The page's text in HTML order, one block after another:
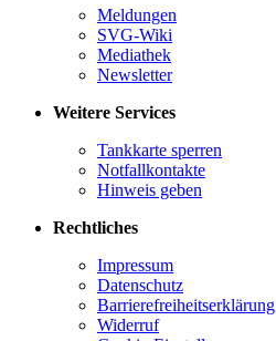
Meldungen
SVG-Wiki
Mediathek
Newsletter
Weitere Services
Tankkarte sperren
Notfallkontakte
Hinweis geben
Rechtliches
Impressum
Datenschutz
Barrierefreiheitserklärung
Widerruf